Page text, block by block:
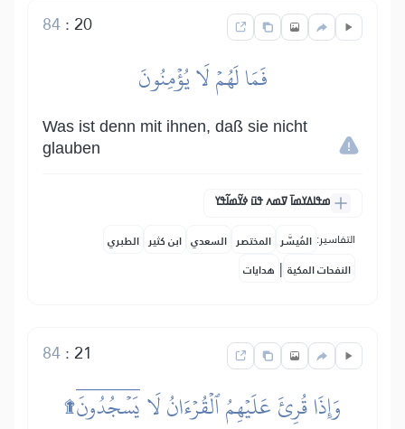
20
:
84
فَمَا لَهُمۡ لَا يُؤۡمِنُونَ
Was ist denn mit ihnen, daß sie nicht
glauben
ߘߟߊߡߌߘߊ߫ ߜߘߍ ߟߎ߫ ߦߌ߬ߘߊ߬ߟߌ
التفاسير: المُيسَّر المختصر السعدي ابن كثير الطبري
النفحات المكية | هدايات
21
:
84
وَإِذَا قُرِئَ عَلَيۡهِمُ ٱلۡقُرۡءَانُ لَا يَسۡجُدُونَۤ۩